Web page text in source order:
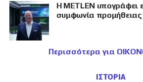
Η METLEN υπογράφει
συμφωνία προμήθειας
Περισσότερα για
ΙΣΤΟΡΙΑ